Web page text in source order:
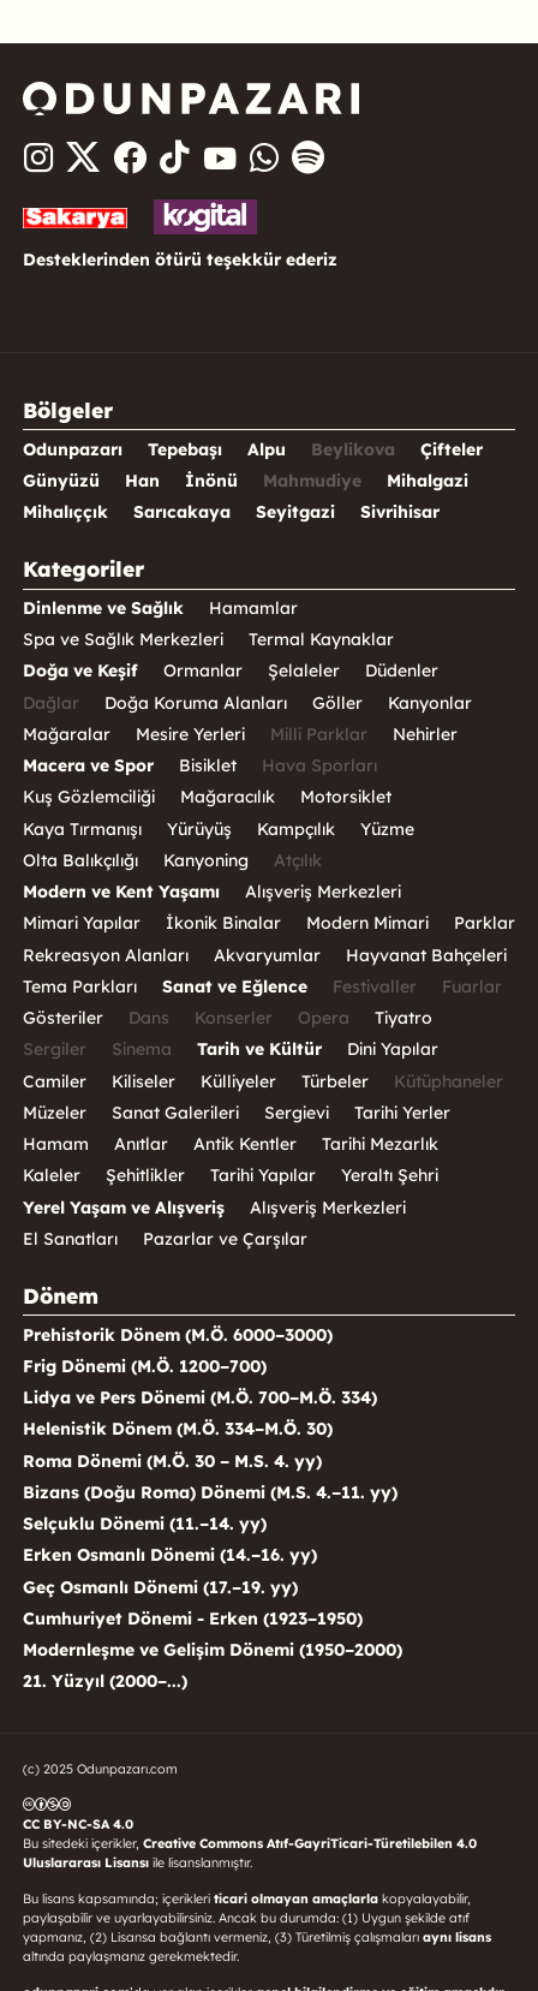
Desteklerinden ötürü teşekkür ederiz
Bölgeler
Odunpazarı Tepebaşı Alpu Beylikova
Çifteler
Günyüzü
Han İnönü Mahmudiye
Mihalgazi
Mihalıççık
Sarıcakaya Seyitgazi Sivrihisar
Kategoriler
Dinlenme ve Sağlık
Hamamlar
Spa ve Sağlık Merkezleri
Termal Kaynaklar
Doğa ve Keşif
Ormanlar Şelaleler
Düdenler
Dağlar
Doğa Koruma Alanları Göller
Kanyonlar
Mağaralar
Mesire Yerleri Milli Parklar
Nehirler
Macera ve Spor
Bisiklet
Hava Sporları
Kuş Gözlemciliği
Mağaracılık
Motorsiklet
Kaya Tırmanışı
Yürüyüş Kampçılık
Yüzme
Olta Balıkçılığı
Kanyoning
Atçılık
Modern ve Kent Yaşamı
Alışveriş Merkezleri
Mimari Yapılar
İkonik Binalar Modern Mimari
Parklar
Rekreasyon Alanları
Akvaryumlar
Hayvanat Bahçeleri
Tema Parkları
Sanat ve Eğlence Festivaller
Fuarlar
Gösteriler
Dans Konserler Opera
Tiyatro
Sergiler
Sinema Tarih ve Kültür
Dini Yapılar
Camiler
Kiliseler Külliyeler Türbeler
Kütüphaneler
Müzeler
Sanat Galerileri Sergievi
Tarihi Yerler
Hamam
Anıtlar Antik Kentler
Tarihi Mezarlık
Kaleler
Şehitlikler Tarihi Yapılar
Yeraltı Şehri
Yerel Yaşam ve Alışveriş
Alışveriş Merkezleri
El Sanatları
Pazarlar ve Çarşılar
Dönem
Prehistorik Dönem (M.Ö. 6000–3000)
Frig Dönemi (M.Ö. 1200–700)
Lidya ve Pers Dönemi (M.Ö. 700–M.Ö. 334)
Helenistik Dönem (M.Ö. 334–M.Ö. 30)
Roma Dönemi (M.Ö. 30 – M.S. 4. yy)
Bizans (Doğu Roma) Dönemi (M.S. 4.–11. yy)
Selçuklu Dönemi (11.–14. yy)
Erken Osmanlı Dönemi (14.–16. yy)
Geç Osmanlı Dönemi (17.–19. yy)
Cumhuriyet Dönemi - Erken (1923–1950)
Modernleşme ve Gelişim Dönemi (1950–2000)
21. Yüzyıl (2000–...)
(c) 2025 Odunpazarı.com
CC BY-NC-SA 4.0
Bu sitedeki içerikler, Creative Commons Atıf-GayriTicari-Türetilebilen 4.0
Uluslararası Lisansı ile lisanslanmıştır.
Bu lisans kapsamında; içerikleri ticari olmayan amaçlarlakopyalayabilir,
paylaşabilir ve uyarlayabilirsiniz. Ancak bu durumda: (1) Uygun şekilde atıf
yapmanız, (2) Lisansa bağlantı vermeniz, (3) Türetilmiş çalışmaları aynı lisans
altında paylaşmanız gerekmektedir.